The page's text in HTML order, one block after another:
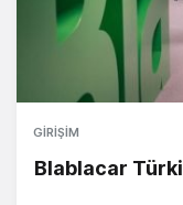
GIRIŞIM
Blablacar